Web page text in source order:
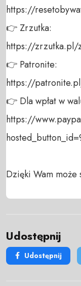
https://
👉 Zrzutka:
https://zrzutka.pl/
👉 Patronite:
https://
👉 Dla wpłat w
https://
Dzięki Wam może
Udostępnij
Udostępnij